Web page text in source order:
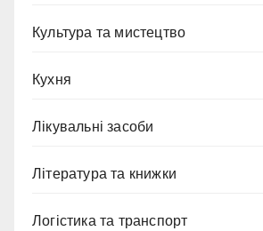
Культура та мистецтво
Кухня
Лікувальні засоби
Література та книжки
Логістика та транспорт